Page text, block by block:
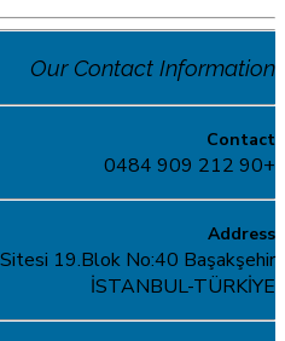
Our Contact Information
Contact
+90 212 909 0484
Address
19.Blok No:40 Başakşehir
İSTANBUL-TÜRKİYE